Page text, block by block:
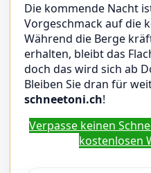
Die kommende Nacht
Vorgeschmack auf die
Während die Berge
erhalten, bleibt das
doch das wird sich ab
Bleiben Sie dran für
schneetoni.ch!
Verpasse keinen
kostenlosen